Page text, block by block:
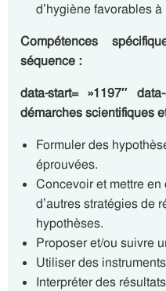
d’hygiène favorables à
Compétences
séquence :
data-start= »1197″
démarches scientifiques
Formuler des
éprouvées.
Concevoir et mettre
d’autres stratégies de
hypothèses.
Proposer et/ou suivre
Utiliser des
Interpréter des